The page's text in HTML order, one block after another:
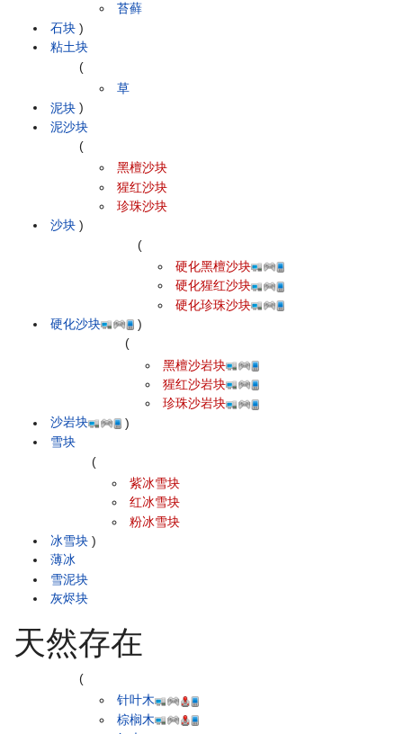
石块
苔藓
)
粘土块
泥块
(
草
)
泥沙块
沙块
(
黑檀沙块
猩红沙块
珍珠沙块
)
硬化沙块
(
硬化黑檀沙块
硬化猩红沙块
硬化珍珠沙块
)
沙岩块
(
黑檀沙岩块
猩红沙岩块
珍珠沙岩块
)
雪块
冰雪块
(
紫冰雪块
红冰雪块
粉冰雪块
)
薄冰
雪泥块
灰烬块
天然存在
(
针叶木
棕榈木